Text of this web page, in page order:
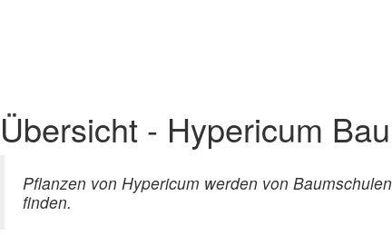
Übersicht - Hypericum
Pflanzen von Hypericum werden von
finden.